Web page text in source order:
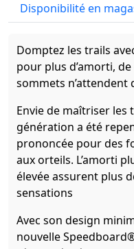
Disponibilité en
Domptez les trails
pour plus d’amorti,
sommets n’attendent
Envie de maîtriser les
génération a été
prononcée pour des
aux orteils. L’amorti
élevée assurent plus
sensations
Avec son design
nouvelle